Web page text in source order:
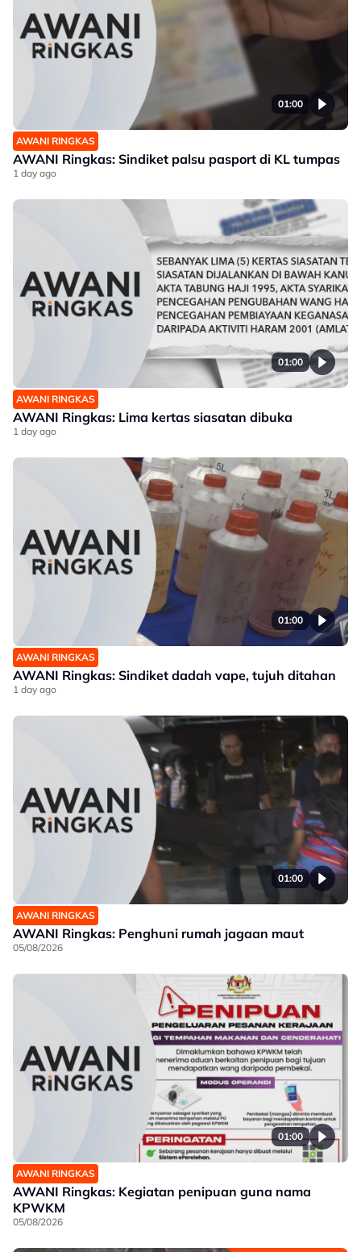
01:00
AWANI RINGKAS
AWANI Ringkas: Sindiket palsu pasport di KL tumpas
1 day ago
01:00
AWANI RINGKAS
AWANI Ringkas: Lima kertas siasatan dibuka
1 day ago
01:00
AWANI RINGKAS
AWANI Ringkas: Sindiket dadah vape, tujuh ditahan
1 day ago
01:00
AWANI RINGKAS
AWANI Ringkas: Penghuni rumah jagaan maut
05/08/2026
01:00
AWANI RINGKAS
AWANI Ringkas: Kegiatan penipuan guna nama
KPWKM
05/08/2026